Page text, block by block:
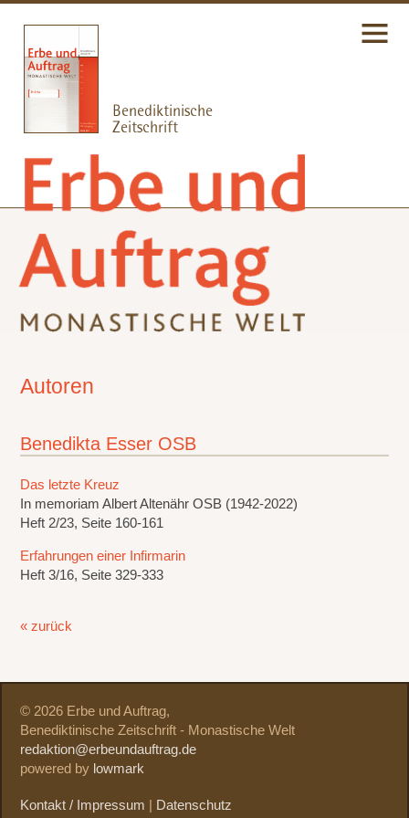
Autoren
Benedikta Esser OSB
Das letzte Kreuz
In memoriam Albert Altenähr OSB (1942-2022)
Heft 2/23, Seite 160-161
Erfahrungen einer Infirmarin
Heft 3/16, Seite 329-333
« zurück
© 2026 Erbe und Auftrag,
Benediktinische Zeitschrift - Monastische Welt
redaktion@erbeundauftrag.de
powered by lowmark
Kontakt / Impressum Datenschutz